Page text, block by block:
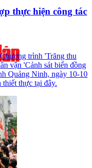
thực hiện công tác
trình 'Trăng thu
vận 'Cảnh sát biển đồng
Quảng Ninh, ngày 10-10
thiết thực tại đây.